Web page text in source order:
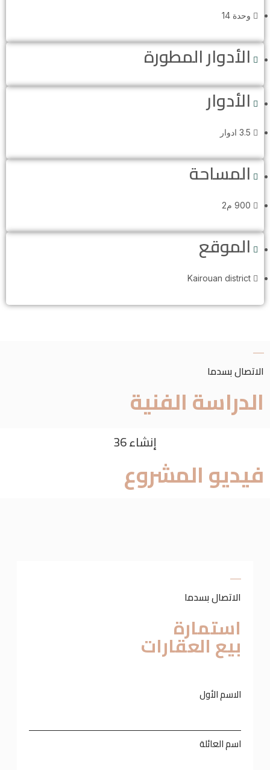
وحدة 14
الأدوار المطورة
الأدوار
3.5 ادوار
المساحة
900 م2
الموقع
Kairouan district
الاتصال بسدما
الدراسة الفنية
إنشاء 36
فيديو المشروع
الاتصال بسدما
استمارة
بيع العقارات
الاسم الأول
اسم العائلة